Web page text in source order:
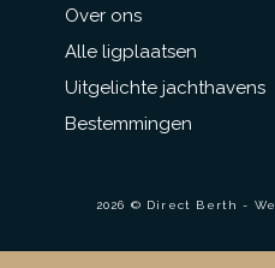
Over ons
Alle ligplaatsen
Uitgelichte jachthavens
Bestemmingen
2026 © Direct Berth -